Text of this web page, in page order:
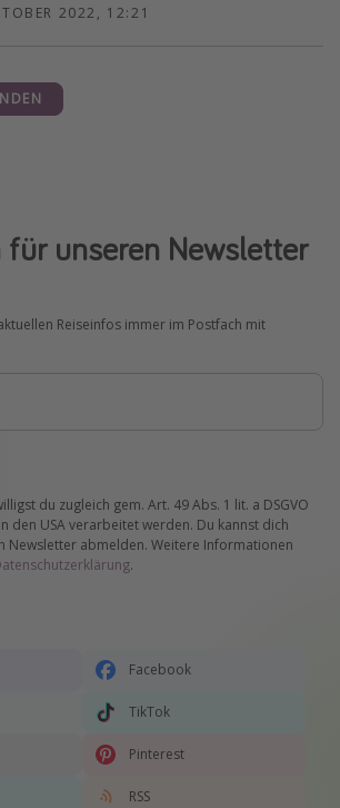
2022, 12:21
für unseren Newsletter
Reiseinfos immer im Postfach mit
du zugleich gem. Art. 49 Abs. 1 lit. a DSGVO
den USA verarbeitet werden. Du kannst dich
Newsletter abmelden. Weitere Informationen
.
Facebook
TikTok
Pinterest
RSS